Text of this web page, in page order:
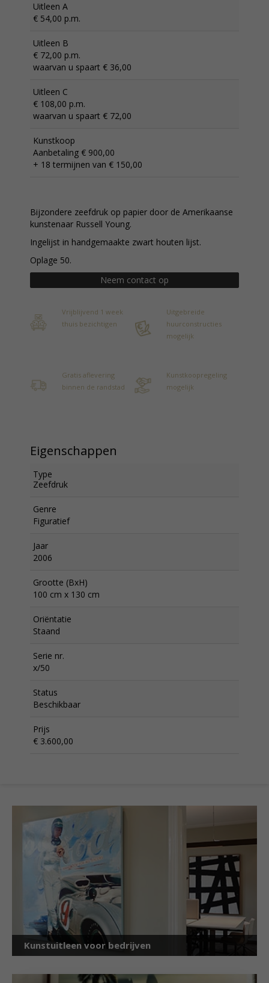
Uitleen A
€ 54,00 p.m.
Uitleen B
€ 72,00 p.m.
waarvan u spaart € 36,00
Uitleen C
€ 108,00 p.m.
waarvan u spaart € 72,00
Kunstkoop
Aanbetaling € 900,00
+ 18 termijnen van € 150,00
Bijzondere zeefdruk op papier door de Amerikaanse
kunstenaar Russell Young.
Ingelijst in handgemaakte zwart houten lijst.
Oplage 50.
Neem contact op
Vrijblijvend 1 week
thuis bezichtigen
Uitgebreide
huurconstructies
mogelijk
Gratis aflevering
binnen de randstad
Kunstkoopregeling
mogelijk
Eigenschappen
Type
Zeefdruk
Genre
Figuratief
Jaar
2006
Grootte (BxH)
100 cm x 130 cm
Oriëntatie
Staand
Serie nr.
x/50
Status
Beschikbaar
Prijs
€ 3.600,00
Kunstuitleen voor bedrijven